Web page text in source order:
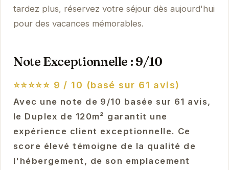
tardez plus, réservez votre séjour dès aujourd'hui
pour des vacances mémorables.
Note Exceptionnelle : 9/10
⭐⭐⭐⭐⭐ 9 / 10 (basé sur 61 avis)
Avec une note de 9/10 basée sur 61 avis,
le Duplex de 120m² garantit une
expérience client exceptionnelle. Ce
score élevé témoigne de la qualité de
l'hébergement, de son emplacement